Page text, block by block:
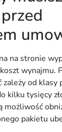
na stronie
wynajmu.
od klasy
kilku tysięcy
możliwość
pakietu